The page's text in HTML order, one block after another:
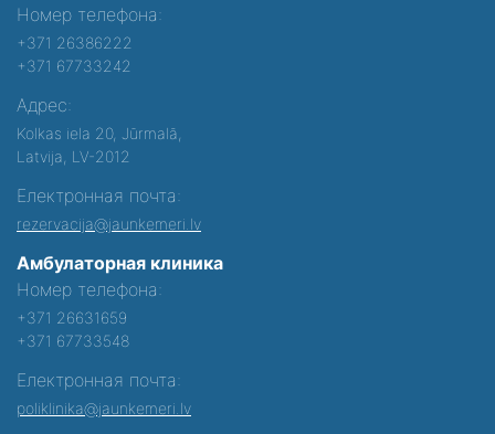
Номер телефона:
+371 26386222
+371 67733242
Адрес:
Kolkas iela 20, Jūrmalā,
Latvija, LV-2012
Електронная почта:
rezervacija@jaunkemeri.lv
Амбулаторная клиника
Номер телефона:
+371 26631659
+371 67733548
Електронная почта:
poliklinika@jaunkemeri.lv